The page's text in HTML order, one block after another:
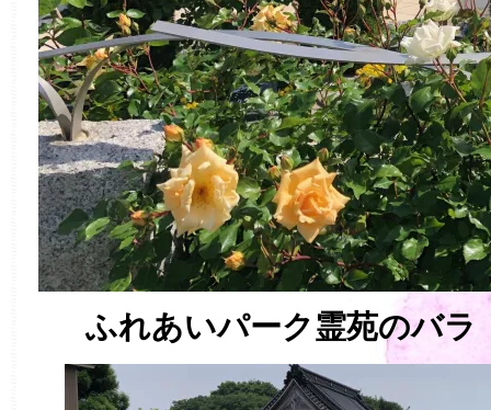
ふれあいパーク霊苑のバ